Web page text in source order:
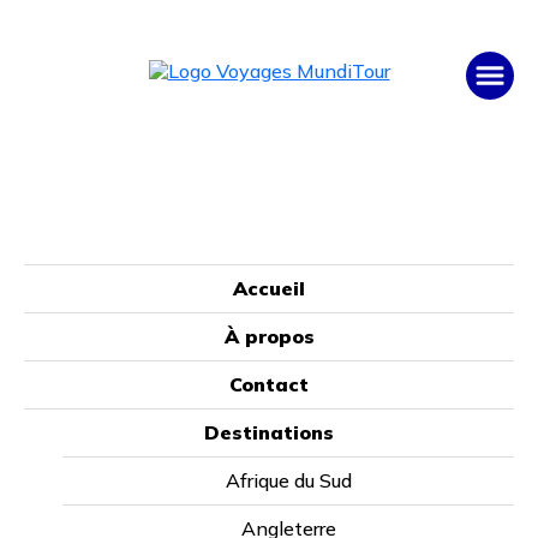
Accueil
À propos
Contact
Destinations
Afrique du Sud
Angleterre
Immersion en
espagnol à Cusco
– Pérou
À partir de